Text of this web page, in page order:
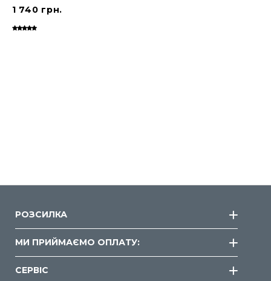
1 740 грн.
СЕРВІС
РОЗСИЛКА
МИ ПРИЙМАЄМО ОПЛАТУ: